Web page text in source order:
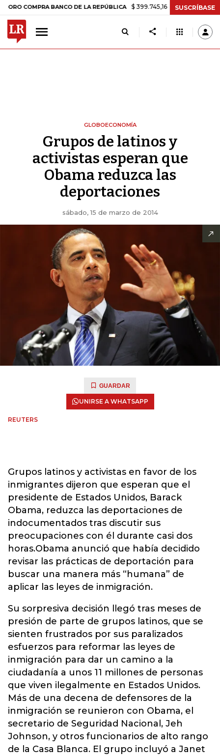
BANCO DE LA REPÚBLICA $ 399.745,16 +$ 2.295,71 +0,58%
SUSCRÍBASE
GLOBOECONOMÍA
Grupos de latinos y
activistas esperan que
Obama reduzca las
deportaciones
sábado, 15 de marzo de 2014
GUARDAR
UNIRSE A WHATSAPP
REUTERS
Grupos latinos y activistas en favor de los
inmigrantes dijeron que esperan que el
presidente de Estados Unidos, Barack
Obama, reduzca las deportaciones de
indocumentados tras discutir sus
preocupaciones con él durante casi dos
horas.Obama anunció que había decidido
revisar las prácticas de deportación para
buscar una manera más “humana” de
aplicar las leyes de inmigración.
Su sorpresiva decisión llegó tras meses de
presión de parte de grupos latinos, que se
sienten frustrados por sus paralizados
esfuerzos para reformar las leyes de
inmigración para dar un camino a la
ciudadanía a unos 11 millones de personas
que viven ilegalmente en Estados Unidos.
Más de una decena de defensores de la
inmigración se reunieron con Obama, el
secretario de Seguridad Nacional, Jeh
Johnson, y otros funcionarios de alto rango
de la Casa Blanca. El grupo incluyó a Janet